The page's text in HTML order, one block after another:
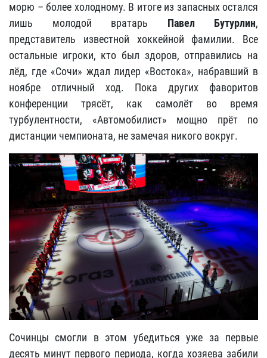
морю – более холодному. В итоге из запасных остался
лишь молодой вратарь Павел Бутурлин,
представитель известной хоккейной фамилии. Все
остальные игроки, кто был здоров, отправились на
лёд, где «Сочи» ждал лидер «Востока», набравший в
ноябре отличный ход. Пока других фаворитов
конференции трясёт, как самолёт во время
турбулентности, «Автомобилист» мощно прёт по
дистанции чемпионата, не замечая никого вокруг.
Сочинцы смогли в этом убедиться уже за первые
десять минут первого периода, когда хозяева забили